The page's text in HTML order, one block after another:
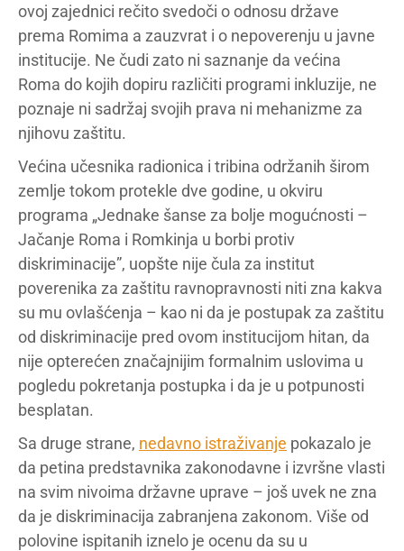
ovoj zajednici rečito svedoči o odnosu države
prema Romima a zauzvrat i o nepoverenju u javne
institucije. Ne čudi zato ni saznanje da većina
Roma do kojih dopiru različiti programi inkluzije, ne
poznaje ni sadržaj svojih prava ni mehanizme za
njihovu zaštitu.
Većina učesnika radionica i tribina održanih širom
zemlje tokom protekle dve godine, u okviru
programa „Jednake šanse za bolje mogućnosti –
Jačanje Roma i Romkinja u borbi protiv
diskriminacije”, uopšte nije čula za institut
poverenika za zaštitu ravnopravnosti niti zna kakva
su mu ovlašćenja – kao ni da je postupak za zaštitu
od diskriminacije pred ovom institucijom hitan, da
nije opterećen značajnijim formalnim uslovima u
pogledu pokretanja postupka i da je u potpunosti
besplatan.
Sa druge strane, nedavno istraživanje pokazalo je
da petina predstavnika zakonodavne i izvršne vlasti
na svim nivoima državne uprave – još uvek ne zna
da je diskriminacija zabranjena zakonom. Više od
polovine ispitanih iznelo je ocenu da su u